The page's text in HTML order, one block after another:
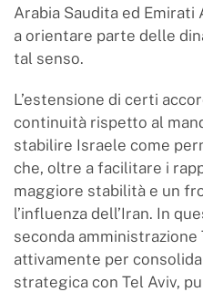
Arabia Saudita ed
a orientare parte delle
tal senso.
L’estensione di certi
continuità rispetto al
stabilire Israele come
che, oltre a facilitare i
maggiore stabilità e un
l’influenza dell’Iran. In
seconda
attivamente per
strategica con Tel Aviv,